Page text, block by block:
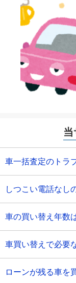
車一括査定のトラ
しつこい電話なし
車の買い替え年数
車買い替えで必要
ローンが残る車を